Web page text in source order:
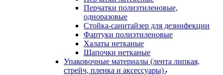
Перчатки полиэтиленовые,
одноразовые
Стойка-санитайзер для дезинфекции
Фартуки полиэтиленовые
Халаты нетканые
Шапочки нетканые
Упаковочные материалы (лента липкая,
стрейч, пленка и аксессуары)